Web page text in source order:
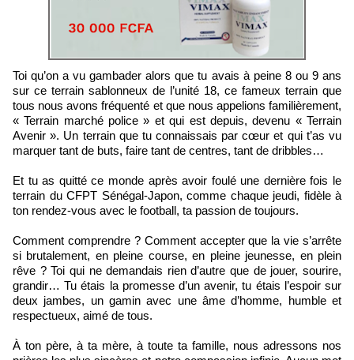
Toi qu’on a vu gambader alors que tu avais à peine 8 ou 9 ans
sur ce terrain sablonneux de l’unité 18, ce fameux terrain que
tous nous avons fréquenté et que nous appelions familièrement,
« Terrain marché police » et qui est depuis, devenu « Terrain
Avenir ». Un terrain que tu connaissais par cœur et qui t’as vu
marquer tant de buts, faire tant de centres, tant de dribbles…
Et tu as quitté ce monde après avoir foulé une dernière fois le
terrain du CFPT Sénégal-Japon, comme chaque jeudi, fidèle à
ton rendez-vous avec le football, ta passion de toujours.
Comment comprendre ? Comment accepter que la vie s’arrête
si brutalement, en pleine course, en pleine jeunesse, en plein
rêve ? Toi qui ne demandais rien d’autre que de jouer, sourire,
grandir… Tu étais la promesse d’un avenir, tu étais l’espoir sur
deux jambes, un gamin avec une âme d’homme, humble et
respectueux, aimé de tous.
À ton père, à ta mère, à toute ta famille, nous adressons nos